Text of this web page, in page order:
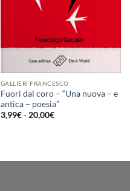
GALLIERI FRANCESCO
Fuori dal coro – “Una nuova – e
antica – poesia”
3,99€ - 20,00€Fascia
20,00€